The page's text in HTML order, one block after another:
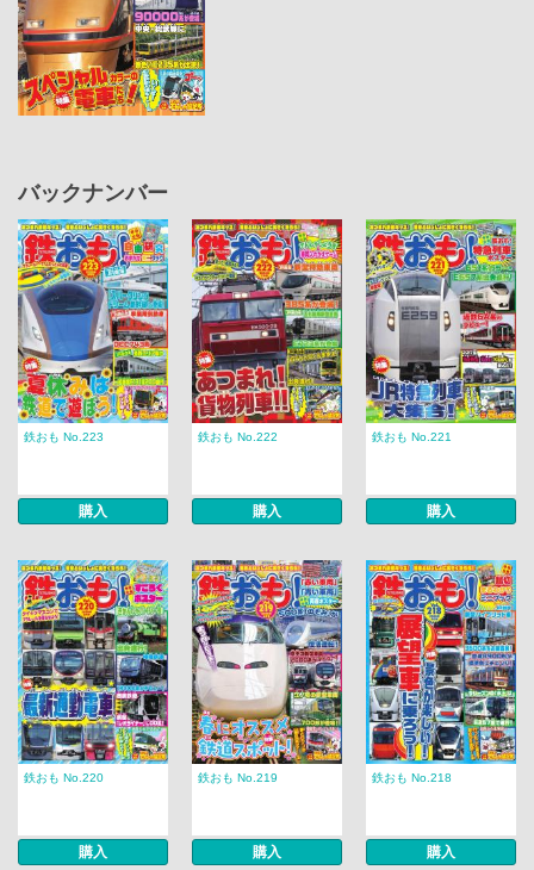
バックナンバー
鉄おも No.223
購入
鉄おも No.222
購入
鉄おも No.221
購入
鉄おも No.220
購入
鉄おも No.219
購入
鉄おも No.218
購入